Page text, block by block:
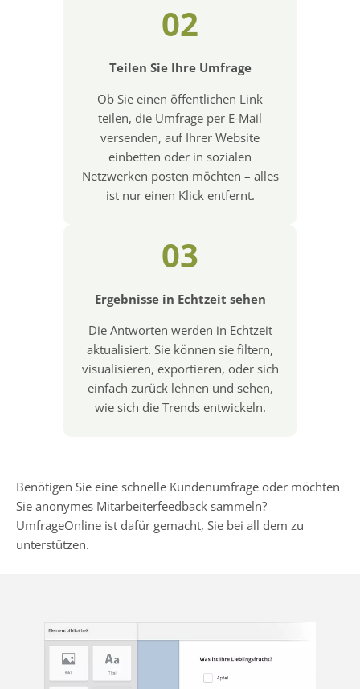
02
Teilen Sie Ihre Umfrage
Ob Sie einen öffentlichen Link
teilen, die Umfrage per E-Mail
versenden, auf Ihrer Website
einbetten oder in sozialen
Netzwerken posten möchten – alles
ist nur einen Klick entfernt.
03
Ergebnisse in Echtzeit sehen
Die Antworten werden in Echtzeit
aktualisiert. Sie können sie filtern,
visualisieren, exportieren, oder sich
einfach zurück lehnen und sehen,
wie sich die Trends entwickeln.
Benötigen Sie eine schnelle Kundenumfrage oder möchten
Sie anonymes Mitarbeiterfeedback sammeln?
UmfrageOnline ist dafür gemacht, Sie bei all dem zu
unterstützen.